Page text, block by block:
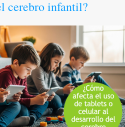
cerebro infantil?